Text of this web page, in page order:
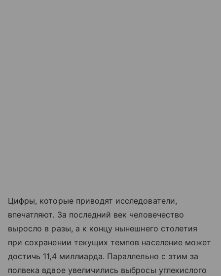
Цифры, которые приводят исследователи,
впечатляют. За последний век человечество
выросло в разы, а к концу нынешнего столетия
при сохранении текущих темпов население может
достичь 11,4 миллиарда. Параллельно с этим за
полвека вдвое увеличились выбросы углекислого